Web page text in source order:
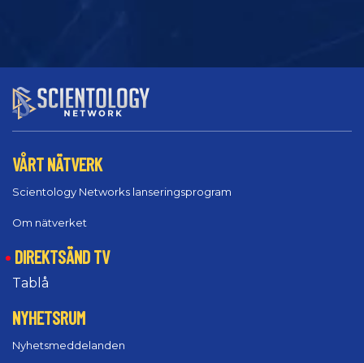
VÅRT NÄTVERK
Scientology Networks lanseringsprogram
Om nätverket
DIREKTSÄND TV
Tablå
NYHETSRUM
Nyhetsmeddelanden